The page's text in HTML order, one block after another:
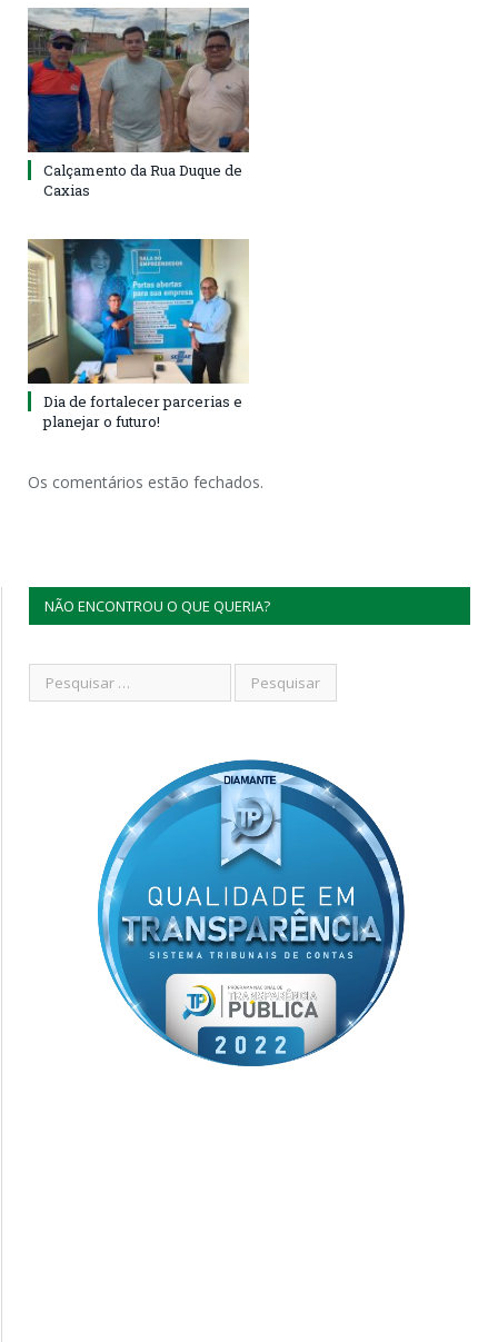
Calçamento da Rua Duque de
Caxias
Dia de fortalecer parcerias e
planejar o futuro!
Os comentários estão fechados.
NÃO ENCONTROU O QUE QUERIA?